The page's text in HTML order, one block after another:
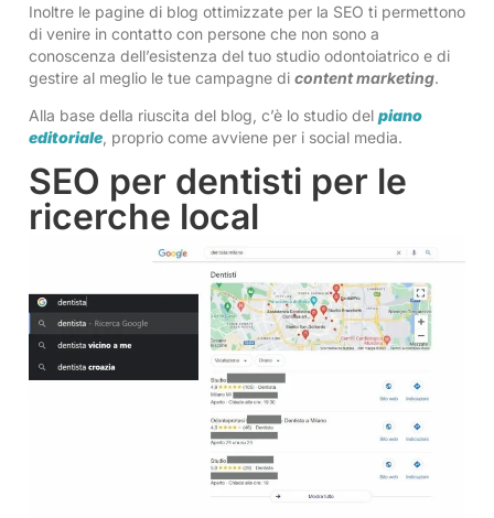
Inoltre le pagine di blog ottimizzate per la SEO ti permettono
di venire in contatto con persone che non sono a
conoscenza dell’esistenza del tuo studio odontoiatrico e di
gestire al meglio le tue campagne di content marketing.
Alla base della riuscita del blog, c’è lo studio del piano
editoriale , proprio come avviene per i social media.
SEO per dentisti per le
ricerche local